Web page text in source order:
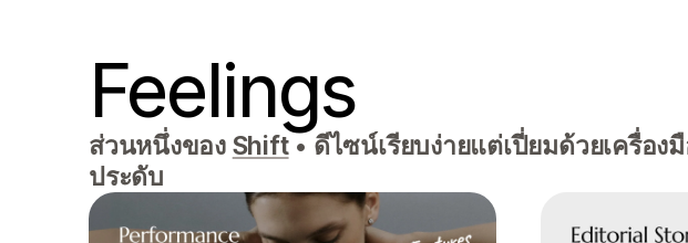
Feelings
ส่วนหนึ่งของ Shift • ดีไซน์เรียบง่ายแต่เปี่ยมด้วยเครื่อ
ประดับ